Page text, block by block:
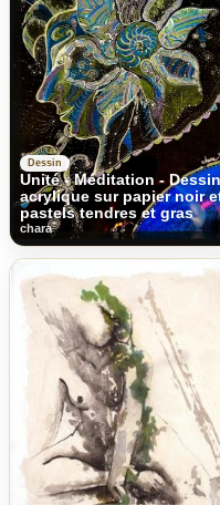
Dessin
Unité - Méditation - Dessin
acrylique sur papier noir
pastels tendres et gras
chara